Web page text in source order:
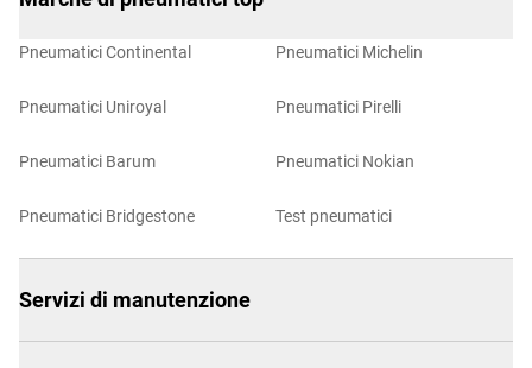
Pneumatici Continental
Pneumatici Uniroyal
Pneumatici Barum
Pneumatici Bridgestone
Pneumatici Michelin
Pneumatici Pirelli
Pneumatici Nokian
Test pneumatici
Servizi di manutenzione